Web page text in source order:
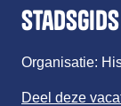
Organisatie:
Deel deze